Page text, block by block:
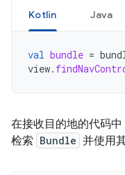
Kotlin Java
val bundle =
view.
在接收目的地的代码中
检索 Bundle 并使用